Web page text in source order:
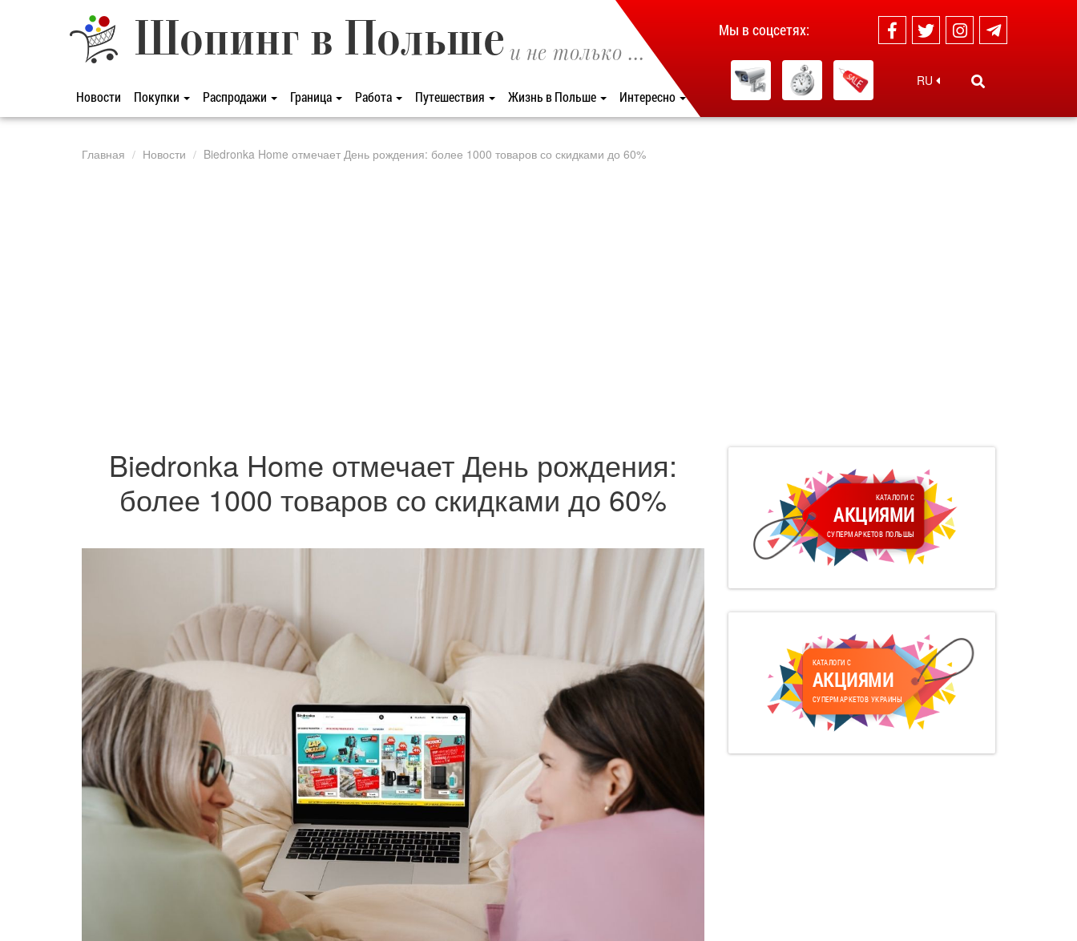
Шопинг в Польше и не только ...
Новости Покупки Распродажи Граница Работа Путешествия Жизнь в Польше Интересно
Мы в соцсетях:
RU
Главная Новости Biedronka Home отмечает День рождения: более 1000 товаров со скидками до 60%
Biedronka Home отмечает День рождения:
более 1000 товаров со скидками до 60%
КАТАЛОГИ С
АКЦИЯМИ
СУПЕРМАРКЕТОВ ПОЛЬШЫ
КАТАЛОГИ С
АКЦИЯМИ
СУПЕРМАРКЕТОВ УКРАИНЫ